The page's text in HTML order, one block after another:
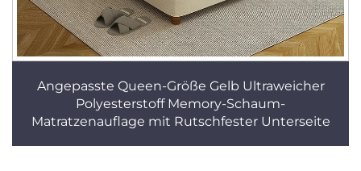
Angepasste Queen-Größe Gelb Ultraweicher
Polyesterstoff Memory-Schaum-
Matratzenauflage mit Rutschfester Unterseite